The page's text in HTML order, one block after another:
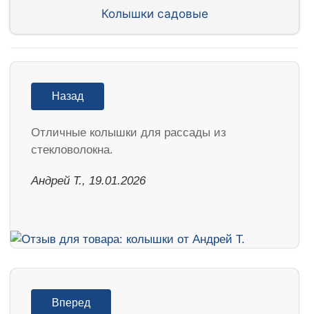
Колышки садовые
Назад
Отличные колышки для рассады из
стекловолокна.
Андрей Т., 19.01.2026
Вперед